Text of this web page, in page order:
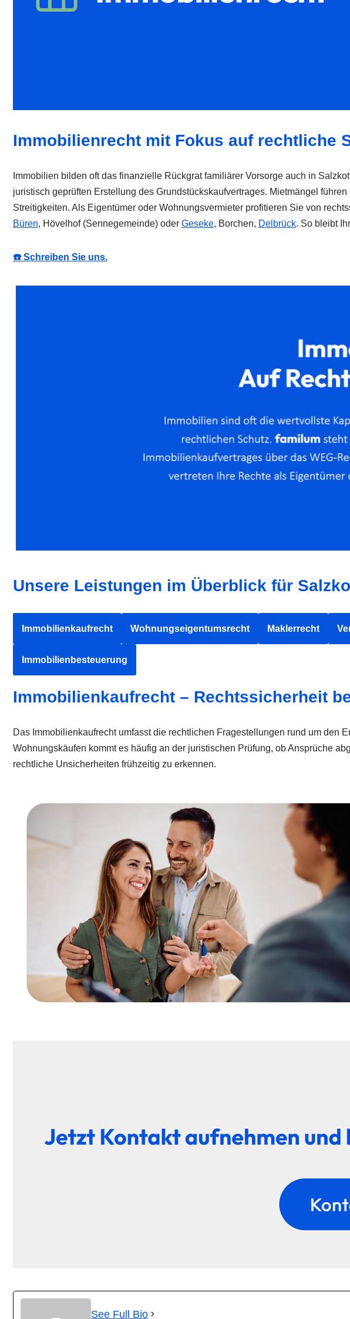
Immobilienrecht mit Fokus auf rechtliche
Immobilien bilden oft das finanzielle Rückgrat familiärer Vorsorge auch in
juristisch geprüften Erstellung des Grundstückskaufvertrages. Mietmängel
Streitigkeiten. Als Eigentümer oder Wohnungsvermieter profitieren Sie von
Büren, Hövelhof (Sennegemeinde) oder Geseke, Borchen, Delbrück. So bleibt
☎️ Schreiben Sie uns.
Unsere Leistungen im Überblick für
Immobilienkaufrecht Wohnungseigentumsrecht Maklerrecht
Immobilienbesteuerung
Immobilienkaufrecht – Rechtssicherheit
Das Immobilienkaufrecht umfasst die rechtlichen Fragestellungen rund um den
Wohnungskäufen kommt es häufig an der juristischen Prüfung, ob Ansprüche
rechtliche Unsicherheiten frühzeitig zu erkennen.
See Full Bio